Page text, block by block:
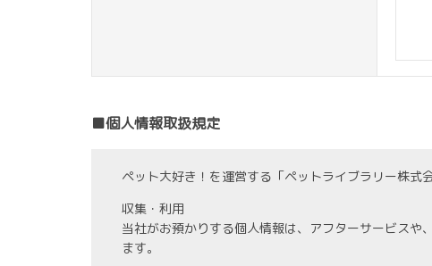
■個人情報取扱規定
ペット大好き！を運営する「ペットライブラリー株式
収集・利用
当社がお預かりする個人情報は、アフターサービス
ます。